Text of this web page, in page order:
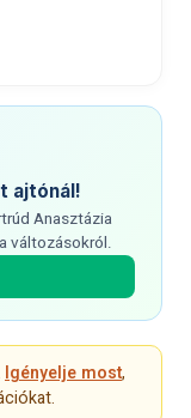
ajtónál!
Anasztázia
változásokról.
Igényelje most,